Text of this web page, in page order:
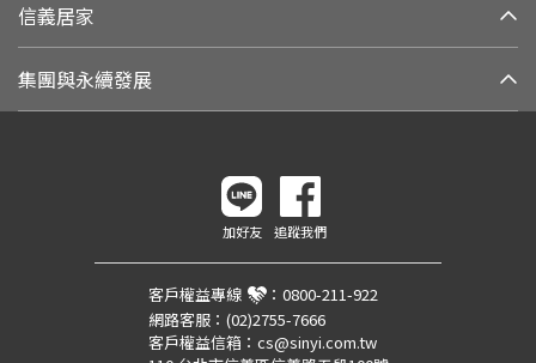
信義居家
集團與永續發展
加好友 追蹤我們
客戶權益專線 ： 0800-211-922
網路客服： (02)2755-7666
客戶權益信箱： cs@sinyi.com.tw